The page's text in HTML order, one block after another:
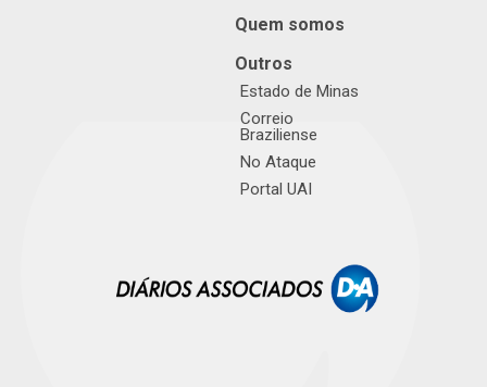
Quem somos
Outros
Estado de Minas
Correio
Braziliense
No Ataque
Portal UAI